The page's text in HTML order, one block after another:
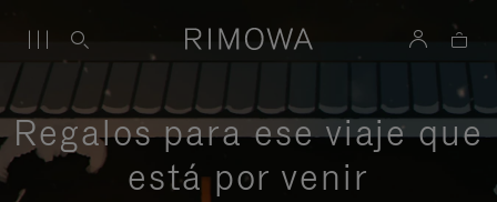
Regalos para ese viaje que
está por venir